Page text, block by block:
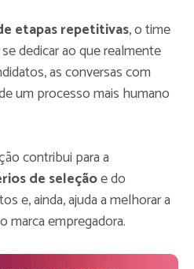
etapas repetitivas, o time
dedicar ao que realmente
as conversas com
um processo mais humano
contribui para a
de seleçãoe do
e, ainda, ajuda a melhorar a
marca empregadora.